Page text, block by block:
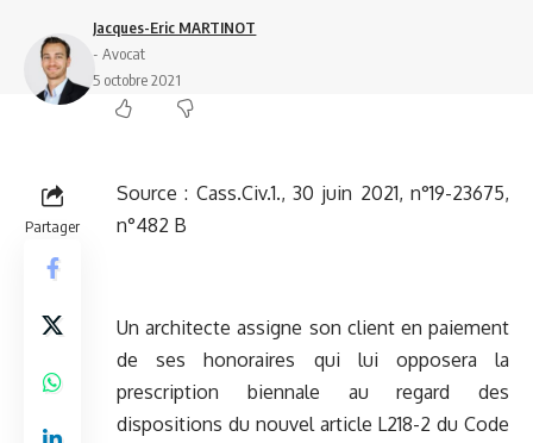
Jacques-Eric MARTINOT
- Avocat
5 octobre 2021
Partager
Source : Cass.Civ.1., 30 juin 2021, n°19-23675,
n°482 B
Un architecte assigne son client en paiement
de ses honoraires qui lui opposera la
prescription biennale au regard des
dispositions du nouvel article L218-2 du Code